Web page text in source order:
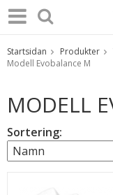
Startsidan Produkter
Modell Evobalance M
MODELL
Sortering: